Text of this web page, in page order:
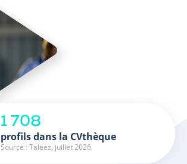
1 708
profils dans la CVthèque
Source : Taleez, juillet 2026